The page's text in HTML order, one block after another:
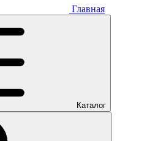
Главная
Каталог